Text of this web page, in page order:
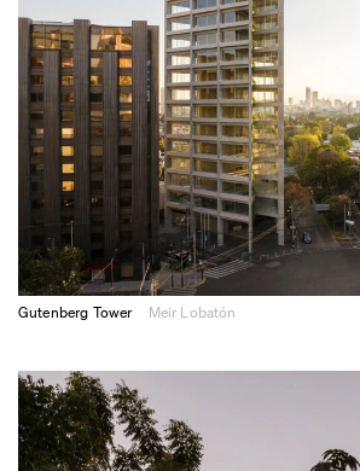
Gutenberg Tower Meir Lobatón